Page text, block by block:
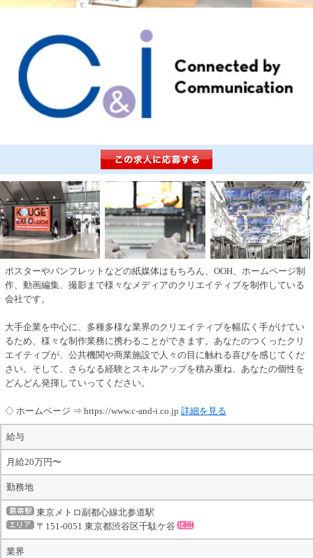
ポスターやパンフレットなどの紙媒体はもちろん、OOH、ホームページ制
作、動画編集、撮影まで様々なメディアのクリエイティブを制作している
会社です。
大手企業を中心に、多種多様な業界のクリエイティブを幅広く手がけてい
るため、様々な制作業務に携わることができます。あなたのつくったクリ
エイティブが、公共機関や商業施設で人々の目に触れる喜びを感じてくだ
さい。そして、さらなる経験とスキルアップを積み重ね、あなたの個性を
どんどん発揮していってください。
◇ ホームページ ⇒ https://www.c-and-i.co.jp 詳細を見る
給与
月給20万円〜
勤務地
東京メトロ副都心線北参道駅
〒151-0051 東京都渋谷区千駄ケ谷
業界